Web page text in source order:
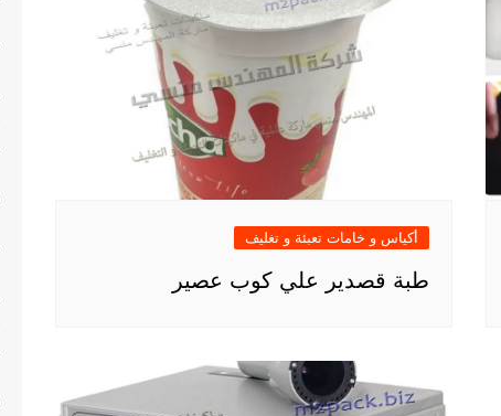
أكياس و خامات تعبئة و تغليف
طبة قصدير علي كوب عصير